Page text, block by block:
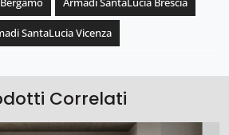
SantaLucia Vicenza
Correlati